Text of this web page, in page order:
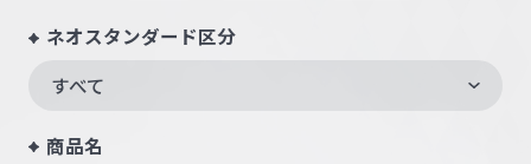
ネオスタンダード区分
すべて
商品名